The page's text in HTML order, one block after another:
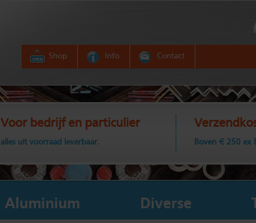
Shop Info Contact
Voor bedrijf en particulier
alles uit voorraad leverbaar. Boven € 250 ex
Aluminium Diverse